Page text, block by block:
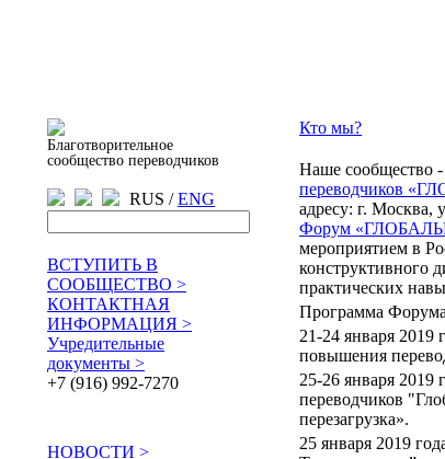
Благотворительное
сообщество переводчиков
RUS /ENG
ВСТУПИТЬ В
СООБЩЕСТВО >
КОНТАКТНАЯ
ИНФОРМАЦИЯ >
Учредительные
документы >
+7 (916) 992-7270
НОВОСТИ >
Кто мы?
Наше сообщество
переводчиков
адресу: г. Москва,
Форум
мероприятием в
конструктивного
практических
Программа
21-24 января 2019
повышения
25-26 января
переводчиков
перезагрузка».
25 января 2019